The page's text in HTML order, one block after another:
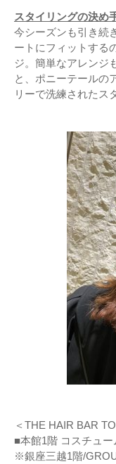
スタイリングの決め
今シーズンも引き続
ートにフィットする
ジ。簡単なアレンジ
と、ポニーテールの
リーで洗練されたス
＜THE HAIR BAR
■本館1階 コスチュ
※銀座三越1階/